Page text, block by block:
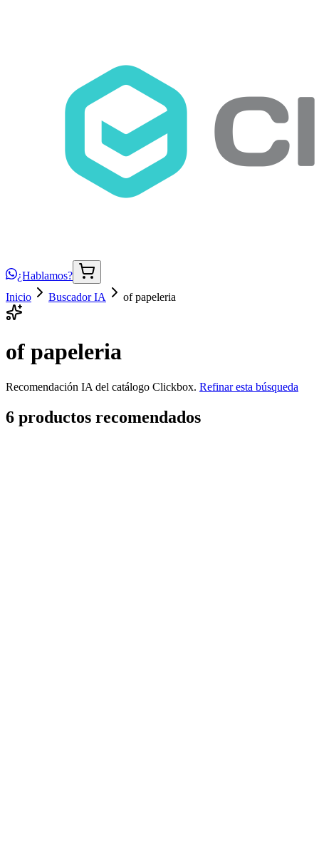
¿Hablamos?
Inicio
Buscador IA of papeleria
of papeleria
Recomendación IA del catálogo Clickbox. Refinar esta búsqueda
6 productos recomendados